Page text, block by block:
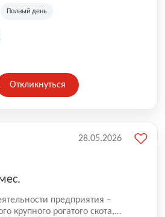
Полный день
Откликнуться
предприятия –
крупного рогатого скота,
28.05.2026